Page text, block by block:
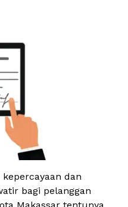
dan
bagi pelanggan
Makassar tentunya